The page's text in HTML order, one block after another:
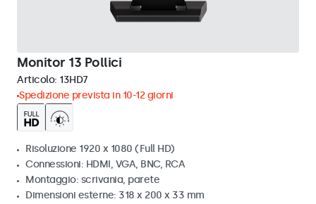
Monitor 13 Pollici
Articolo: 13HD7
Spedizione prevista in 10-12 giorni
Risoluzione 1920 x 1080 (Full HD)
Connessioni: HDMI, VGA, BNC, RCA
Montaggio: scrivania, parete
Dimensioni esterne: 318 x 200 x 33 mm